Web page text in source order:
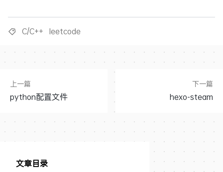
C/C++ leetcode
上一篇
python配置文件
下一篇
hexo-steam
文章目录